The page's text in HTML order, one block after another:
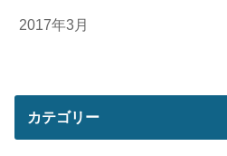
2017年3月
カテゴリー